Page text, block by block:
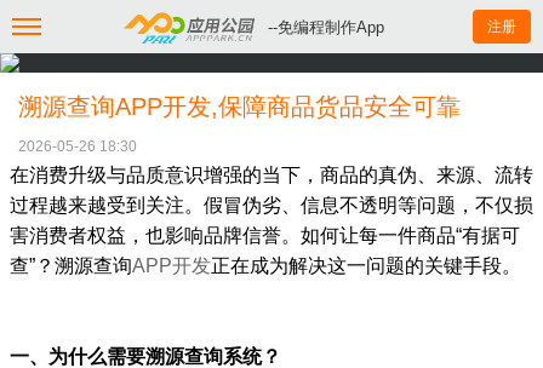
--免编程制作App 注册
溯源查询APP开发,保障商品货品安全可靠
2026-05-26 18:30
在消费升级与品质意识增强的当下，商品的真伪、来源、流转
过程越来越受到关注。假冒伪劣、信息不透明等问题，不仅损
害消费者权益，也影响品牌信誉。如何让每一件商品“有据可
查”？溯源查询APP开发正在成为解决这一问题的关键手段。
一、为什么需要溯源查询系统？